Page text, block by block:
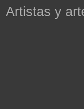
Artistas y